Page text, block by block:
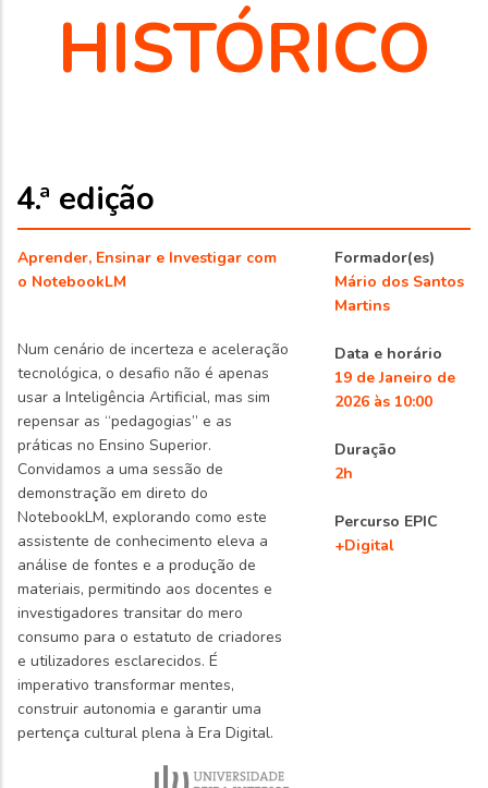
HISTÓRICO
4.ª edição
Aprender, Ensinar e Investigar com
o NotebookLM
Num cenário de incerteza e aceleração
tecnológica, o desafio não é apenas
usar a Inteligência Artificial, mas sim
repensar as “pedagogias” e as
práticas no Ensino Superior.
Convidamos a uma sessão de
demonstração em direto do
NotebookLM, explorando como este
assistente de conhecimento eleva a
análise de fontes e a produção de
materiais, permitindo aos docentes e
investigadores transitar do mero
consumo para o estatuto de criadores
e utilizadores esclarecidos. É
imperativo transformar mentes,
construir autonomia e garantir uma
pertença cultural plena à Era Digital.
Formador(es)
Mário dos Santos
Martins
Data e horário
19 de Janeiro de
2026 às 10:00
Duração
2h
Percurso EPIC
+Digital